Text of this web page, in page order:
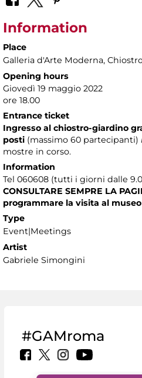
Information
Place
Galleria d'Arte Moderna,
Opening hours
Giovedì 19 maggio 2022
ore 18.00
Entrance ticket
Ingresso al chiostro-giardino
posti (massimo 60 partecipanti)
mostre in corso.
Information
Tel 060608 (tutti i giorni dalle
CONSULTARE SEMPRE LA
programmare la visita al museo
Type
Event|Meetings
Artist
Gabriele Simongini
#GAMroma